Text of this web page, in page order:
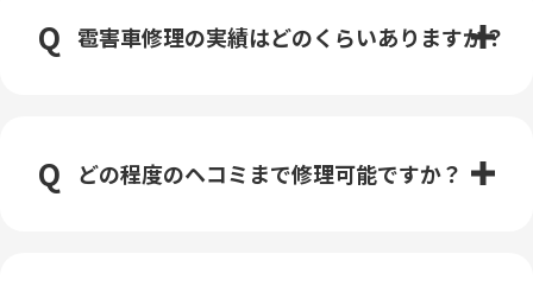
雹害車修理の実績はどのくらいありますか？
どの程度のヘコミまで修理可能ですか？